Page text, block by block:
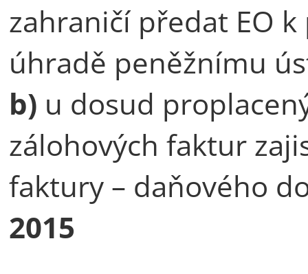
zahraničí předat EO
úhradě peněžnímu
b) u dosud
zálohových faktur
faktury – daňového
2015